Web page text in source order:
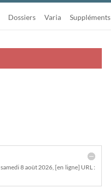
Dossiers Varia Suppléments
samedi 8 aoùt 2026, [en ligne] URL :